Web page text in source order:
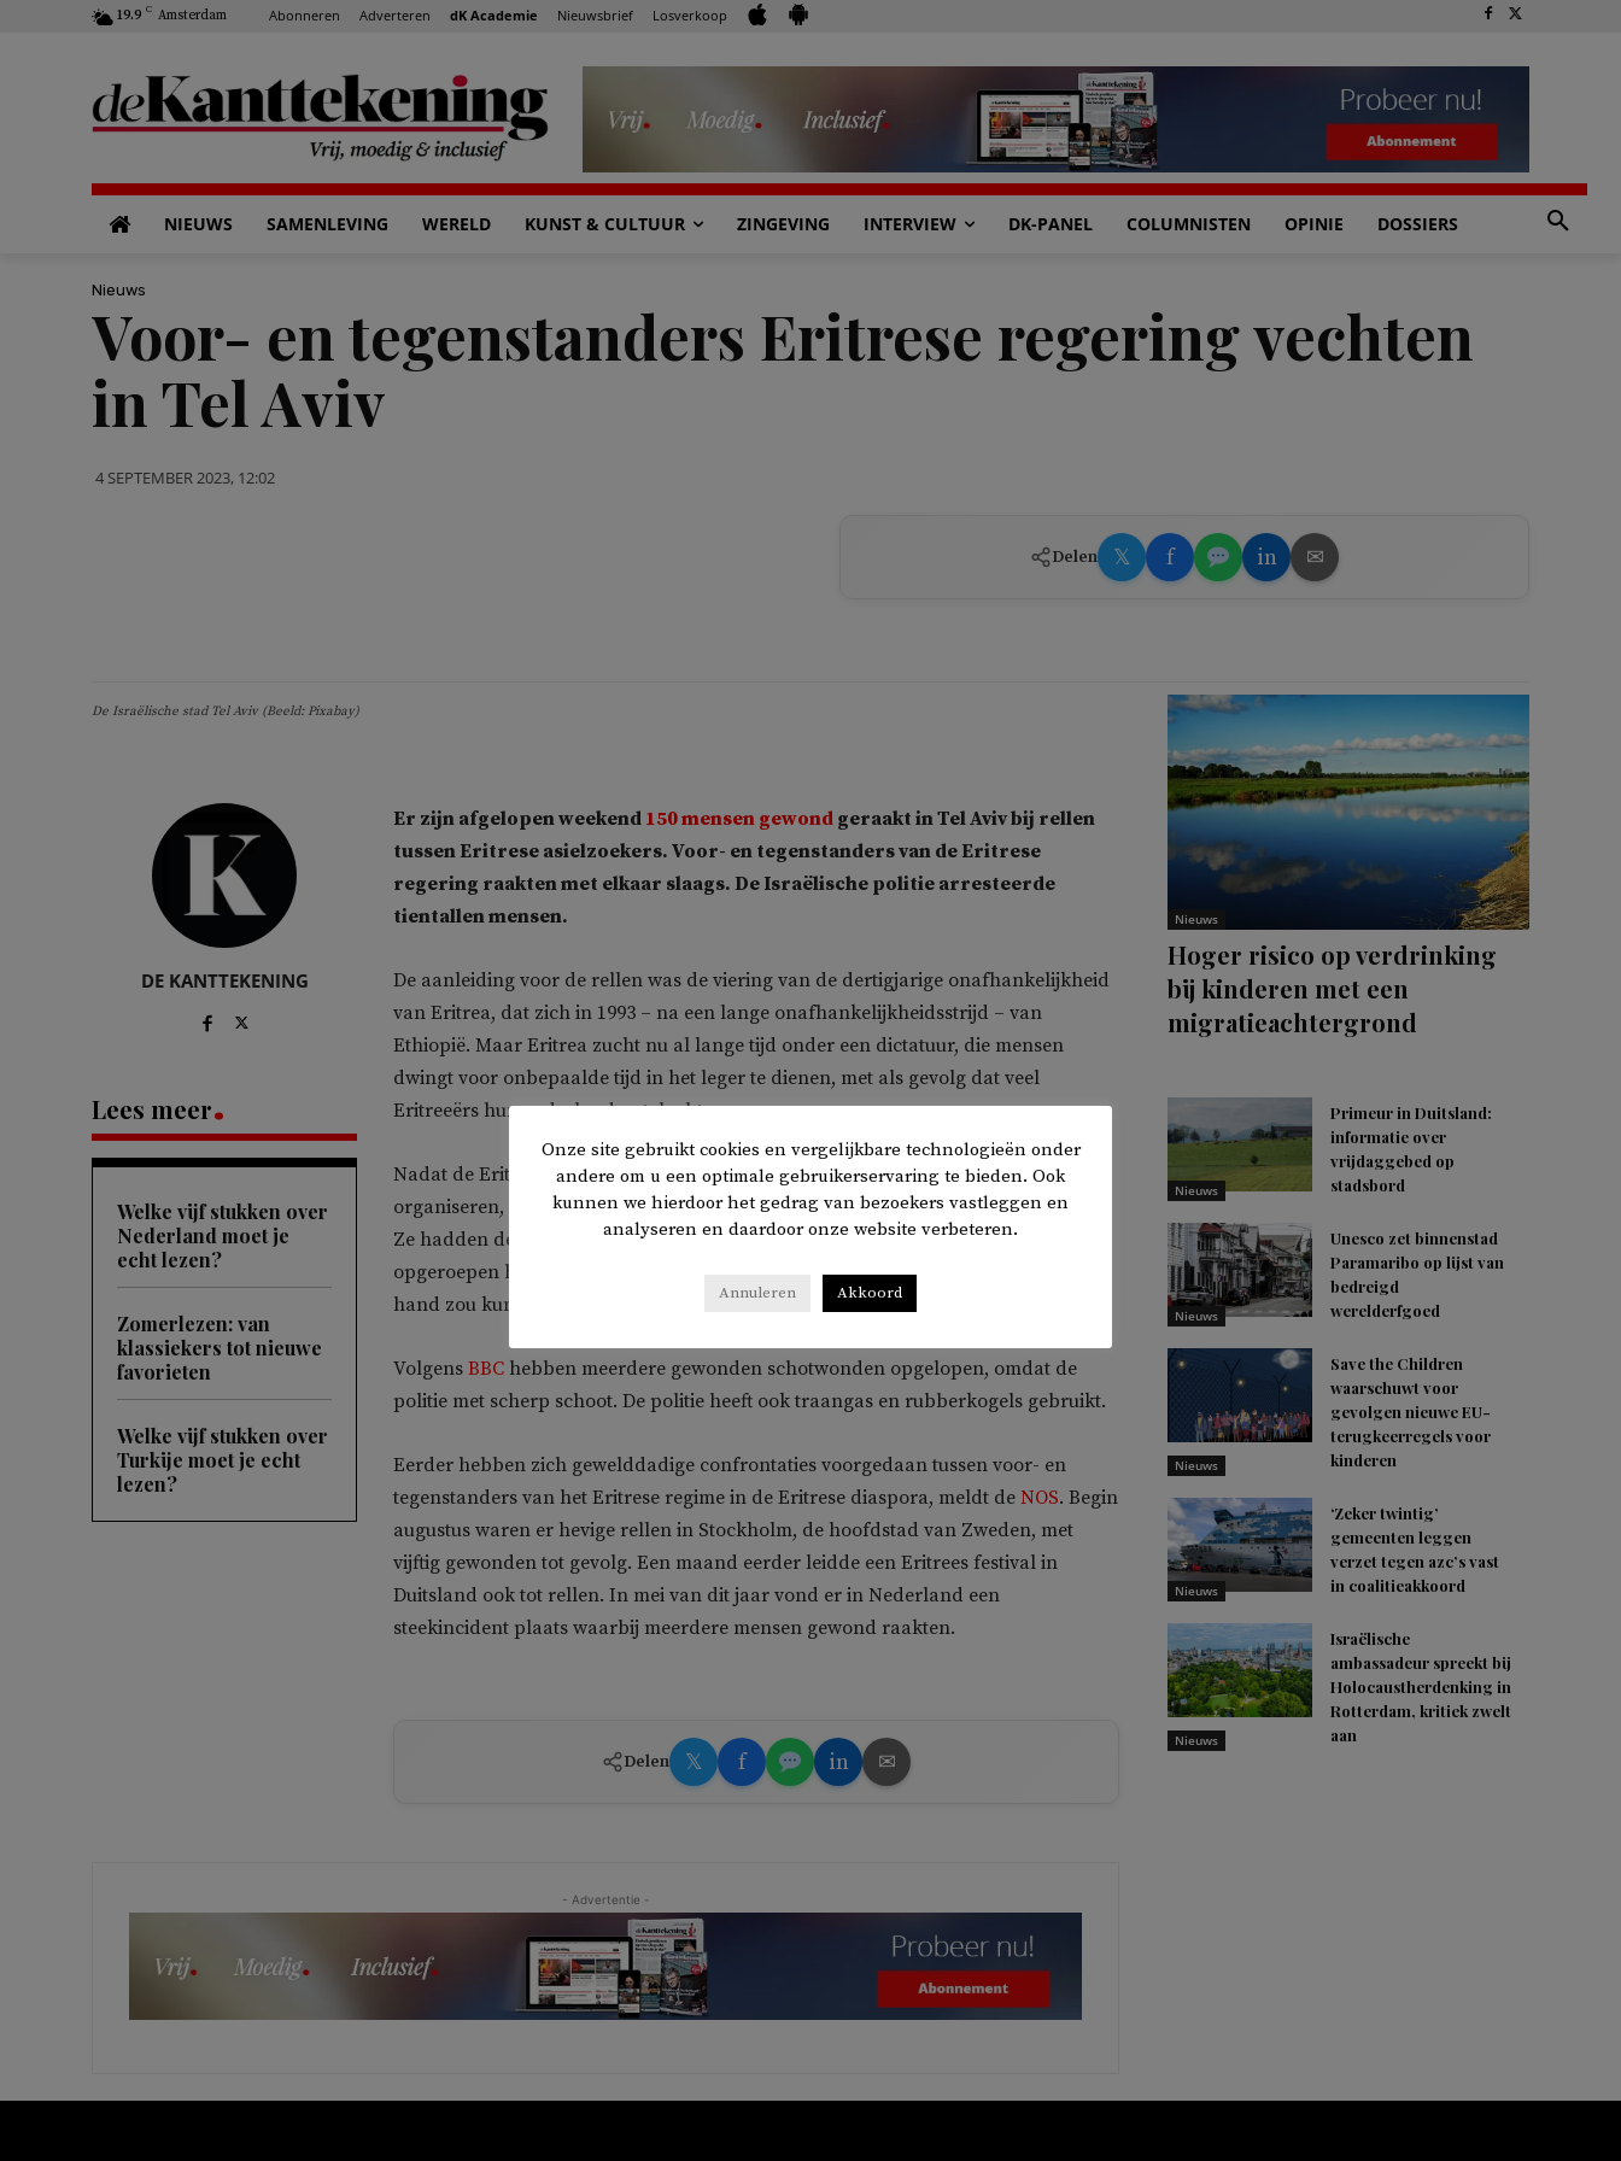
19.9 C Amsterdam Abonneren Adverteren dK Academie Nieuwsbrief Losverkoop
NIEUWS SAMENLEVING WERELD KUNST & CULTUUR ZINGEVING INTERVIEW DK-PANEL COLUMNISTEN OPINIE DOSSIERS
Nieuws
Voor- en tegenstanders Eritrese regering vechten
in Tel Aviv
4 SEPTEMBER 2023, 12:02
Delen 𝕏 f in ✉
De Israëlische stad Tel Aviv (Beeld: Pixabay)
DE KANTTEKENING
Lees meer
Welke vijf stukken over
Nederland moet je
echt lezen?
Zomerlezen: van
klassiekers tot nieuwe
favorieten
Welke vijf stukken over
Turkije moet je echt
lezen?
Er zijn afgelopen weekend 150 mensen gewond geraakt in Tel Aviv bij rellen
tussen Eritrese asielzoekers. Voor- en tegenstanders van de Eritrese
regering raakten met elkaar slaags. De Israëlische politie arresteerde
tientallen mensen.
De aanleiding voor de rellen was de viering van de dertigjarige onafhankelijkheid
van Eritrea, dat zich in 1993 – na een lange onafhankelijkheidsstrijd – van
Ethiopië. Maar Eritrea zucht nu al lange tijd onder een dictatuur, die mensen
dwingt voor onbepaalde tijd in het leger te dienen, met als gevolg dat veel
Eritreeërs hun vaderland ontvluchten.
Nadat de Eritrese ambassade in Tel Aviv aankondigde een evenement te
organiseren, besloten tegenstanders van het Eritrese regime om dit te verstoren.
Ze hadden de Israëlische autoriteiten van tevoren gewaarschuwd en hen
opgeroepen het evenement te annuleren, uit vrees dat de situatie anders uit de
hand zou kunnen lopen.
Volgens BBC hebben meerdere gewonden schotwonden opgelopen, omdat de
politie met scherp schoot. De politie heeft ook traangas en rubberkogels gebruikt.
Eerder hebben zich gewelddadige confrontaties voorgedaan tussen voor- en
tegenstanders van het Eritrese regime in de Eritrese diaspora, meldt de NOS. Begin
augustus waren er hevige rellen in Stockholm, de hoofdstad van Zweden, met
vijftig gewonden tot gevolg. Een maand eerder leidde een Eritrees festival in
Duitsland ook tot rellen. In mei van dit jaar vond er in Nederland een
steekincident plaats waarbij meerdere mensen gewond raakten.
Delen 𝕏 f in ✉
- Advertentie -
Nieuws
Hoger risico op verdrinking
bij kinderen met een
migratieachtergrond
Nieuws
Primeur in Duitsland:
informatie over
vrijdaggebed op
stadsbord
Nieuws
Unesco zet binnenstad
Paramaribo op lijst van
bedreigd
werelderfgoed
Nieuws
Save the Children
waarschuwt voor
gevolgen nieuwe EU-
terugkeerregels voor
kinderen
Nieuws
‘Zeker twintig’
gemeenten leggen
verzet tegen azc’s vast
in coalitieakkoord
Nieuws
Israëlische
ambassadeur spreekt bij
Holocaustherdenking in
Rotterdam, kritiek zwelt
aan
Onze site gebruikt cookies en vergelijkbare technologieën onder
andere om u een optimale gebruikerservaring te bieden. Ook
kunnen we hierdoor het gedrag van bezoekers vastleggen en
analyseren en daardoor onze website verbeteren.
Annuleren Akkoord